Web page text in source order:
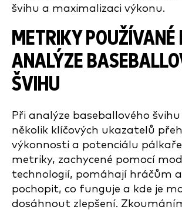
švihu a maximalizaci výkonu.
METRIKY POUŽÍVANÉ
ANALÝZE
ŠVIHU
Při analýze baseballového
několik klíčových ukazatelů
výkonnosti a potenciálu
metriky, zachycené pomocí
technologií, pomáhají hráčům
pochopit, co funguje a kde je
dosáhnout zlepšení.